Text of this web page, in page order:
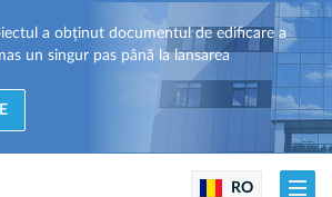
a obținut documentul de edificare a
un singur pas până la lansarea
RO